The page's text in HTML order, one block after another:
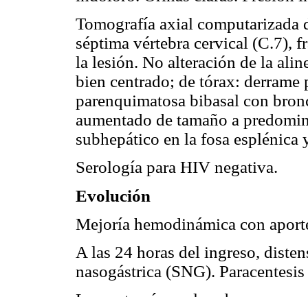
Tomografía axial computarizada
séptima vértebra cervical (C.7),
la lesión. No alteración de la
bien centrado; de tórax:
parenquimatosa bibasal con
aumentado de tamaño a
subhepático en la fosa esplénica
Serología para HIV negativa.
Evolución
Mejoría hemodinámica con
A las 24 horas del ingreso,
nasogástrica (SNG).